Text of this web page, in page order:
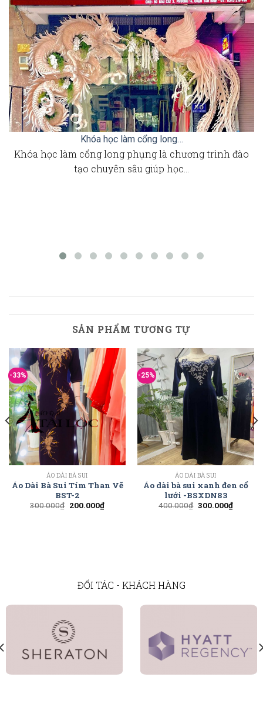
Khóa học làm cổng long…
Khóa học làm cổng long phụng là chương trình đào
tạo chuyên sâu giúp học…
SẢN PHẨM TƯƠNG TỰ
-33%
ÁO DÀI BÀ SUI
Áo Dài Bà Sui Tím Than Vẽ
BST-2
300.000₫ 200.000₫
-25%
ÁO DÀI BÀ SUI
Áo dài bà sui xanh đen cổ
lưới -BSXDN83
400.000₫ 300.000₫
ĐỐI TÁC - KHÁCH HÀNG